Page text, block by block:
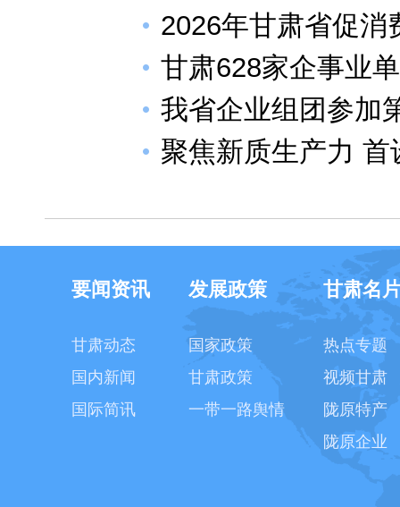
2026年甘肃省促消
甘肃628家企事业
我省企业组团参加
聚焦新质生产力
要闻资讯
甘肃动态
国内新闻
国际简讯
发展政策
国家政策
甘肃政策
一带一路舆情
甘肃名
热点专题
视频甘肃
陇原特产
陇原企业